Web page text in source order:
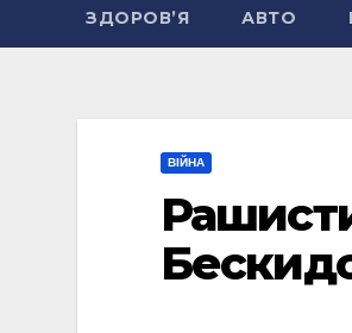
ЗДОРОВ’Я АВТО
ВІЙНА